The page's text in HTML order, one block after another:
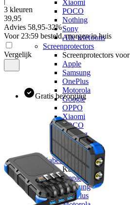
Xiaomi
POCO
Nothing
Sony
Alle telefoons
Screenprotectors
Screenprotectors voor
Apple
Samsung
OnePlus
Motorola
Google
OPPO
Xiaomi
POCO
Nothing
Sony
Alle telefoons
Kabels
Kabels voor
Apple
Samsung
OnePlus
3 kleuren
39,95
Advies 58,95-32%
Voor 23:59 besteld, morgen in huis
Vergelijk
Gratis bezorging